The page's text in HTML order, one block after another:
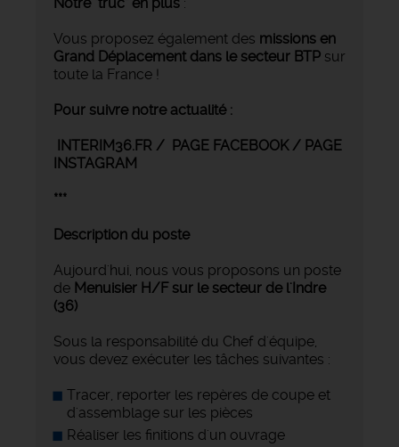
Vous proposez également des missions en
Grand Déplacement dans le secteur BTP sur
toute la France !
Pour suivre notre actualité :
INTERIM36.FR / PAGE FACEBOOK / PAGE
INSTAGRAM
***
Description du poste
Aujourd'hui, nous vous proposons un poste
de Menuisier H/F sur le secteur de l'Indre
(36)
Sous la responsabilité du Chef d'équipe,
vous devez exécuter les tâches suivantes :
Tracer, reporter les repères de coupe et
d'assemblage sur les pièces
Réaliser les finitions d'un ouvrage